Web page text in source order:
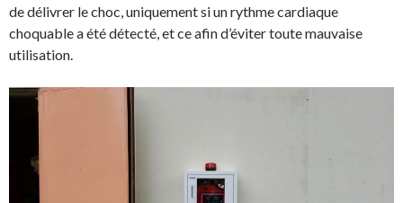
de délivrer le choc, uniquement si un rythme cardiaque
choquable a été détecté, et ce afin d’éviter toute mauvaise
utilisation.